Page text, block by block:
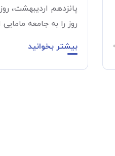
پانزدهم اردیبهشت،
روز را به جامعه مامایی
بیشتر بخوانید